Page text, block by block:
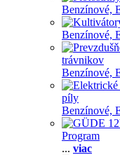
Benzínové,
Benzínové,
trávnikov
Benzínové,
píly
Benzínové,
Program
... viac